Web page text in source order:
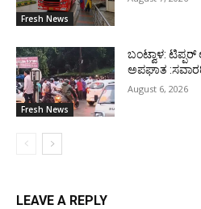
Fresh News
Fresh News
ಬಂಟ್ವಾಳ: ಟಿಪ್ಪರ್
ಅಪಘಾತ
August 6, 2026
LEAVE A REPLY